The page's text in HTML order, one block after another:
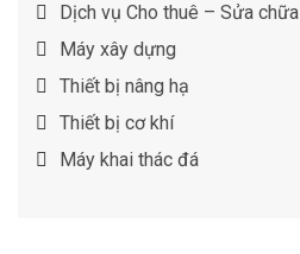
Dịch vụ Cho thuê – Sửa chữa
Máy xây dựng
Thiết bị nâng hạ
Thiết bị cơ khí
Máy khai thác đá